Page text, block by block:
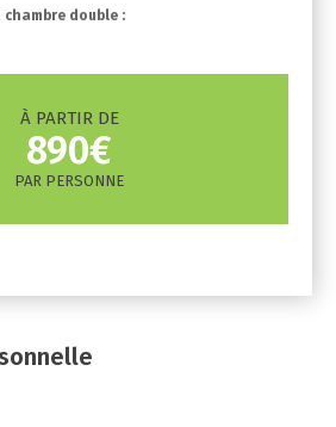
chambre double :
À PARTIR DE
890€
PAR PERSONNE